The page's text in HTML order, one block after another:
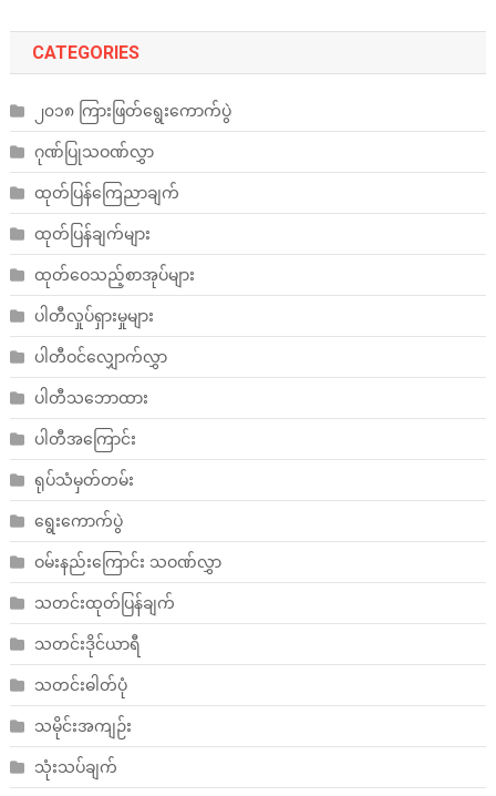
CATEGORIES
၂၀၁၈ ကြားဖြတ်ရွေးကောက်ပွဲ
ဂုဏ်ပြုသဝဏ်လွှာ
ထုတ်ပြန်ကြေညာချက်
ထုတ်ပြန်ချက်များ
ထုတ်ဝေသည့်စာအုပ်များ
ပါတီလှုပ်ရှားမှုများ
ပါတီဝင်လျှောက်လွှာ
ပါတီသဘောထား
ပါတီအကြောင်း
ရုပ်သံမှတ်တမ်း
ရွေးကောက်ပွဲ
ဝမ်းနည်းကြောင်း သဝဏ်လွှာ
သတင်းထုတ်ပြန်ချက်
သတင်းဒိုင်ယာရီ
သတင်းဓါတ်ပုံ
သမိုင်းအကျဉ်း
သုံးသပ်ချက်